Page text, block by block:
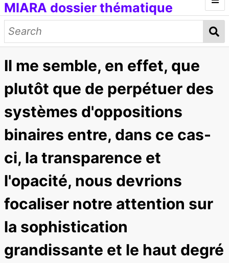
MIARA dossier thématique
Introduction
Œuvres et documents
Modèles d'IA
Données d'entraînement
Concepts
Petit lexique
[ITMAI] Journée d'étude et ateliers
Il me semble, en effet, que
plutôt que de perpétuer des
systèmes d'oppositions
binaires entre, dans ce cas-
ci, la transparence et
l'opacité, nous devrions
focaliser notre attention sur
la sophistication
grandissante et le haut degré